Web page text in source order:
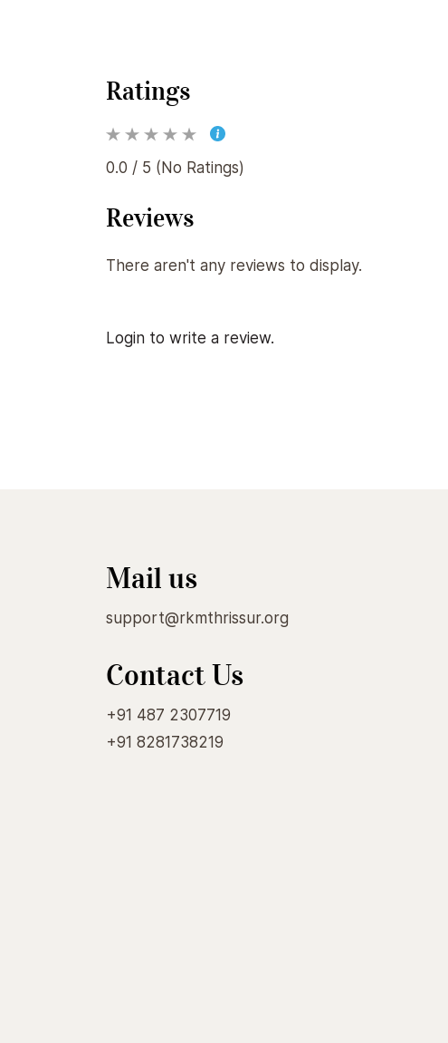
Ratings
0.0 / 5 (No Ratings)
Reviews
There aren't any reviews to display.
Login to write a review.
Mail us
support@rkmthrissur.org
Contact Us
+91 487 2307719
+91 8281738219